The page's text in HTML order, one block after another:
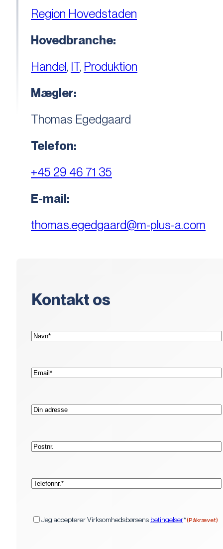
Region Hovedstaden
Hovedbranche:
Handel, IT, Produktion
Mægler:
Thomas Egedgaard
Telefon:
+45 29 46 71 35
E-mail:
thomas.egedgaard@m-plus-a.com
Kontakt os
Navn*
E-
mail*
Adresse
Postnr.
Telefon*
Jeg accepterer Virksomhedsbørsens betingelser*(Påkrævet)